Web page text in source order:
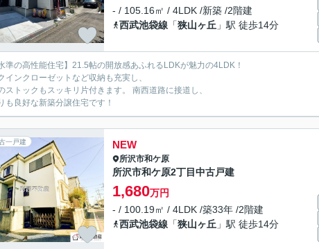
- / 105.16㎡ / 4LDK /新築 /2階建
西武池袋線 「狭山ヶ丘 」駅 徒歩14分
準の高性能住宅】21.5帖の開放感あふれるLDKが魅力の4LDK！
インクローゼットなど収納も充実し、
ストックもスッキリ片付きます。 南西道路に接道し、
も良好な新築分譲住宅です！
一戸建 NEW
所沢市和ケ原
所沢市和ケ原2丁目中古戸建
1,680万円
- / 100.19㎡ / 4LDK /築33年 /2階建
西武池袋線 「狭山ヶ丘 」駅 徒歩14分